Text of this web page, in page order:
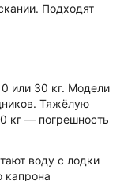
Подходят
или 30 кг. Модели
Тяжёлую
кг — погрешность
воду с лодки
капрона